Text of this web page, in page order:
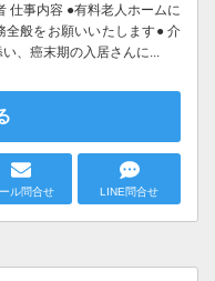
仕事内容 ●有料老人ホームに
全般をお願いいたします● 介
、癌末期の入居さんに...
ール問合せ LINE問合せ